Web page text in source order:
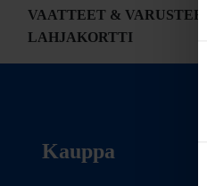
VAATTEET & VARUSTEET
LAHJAKORTTI
Kauppa